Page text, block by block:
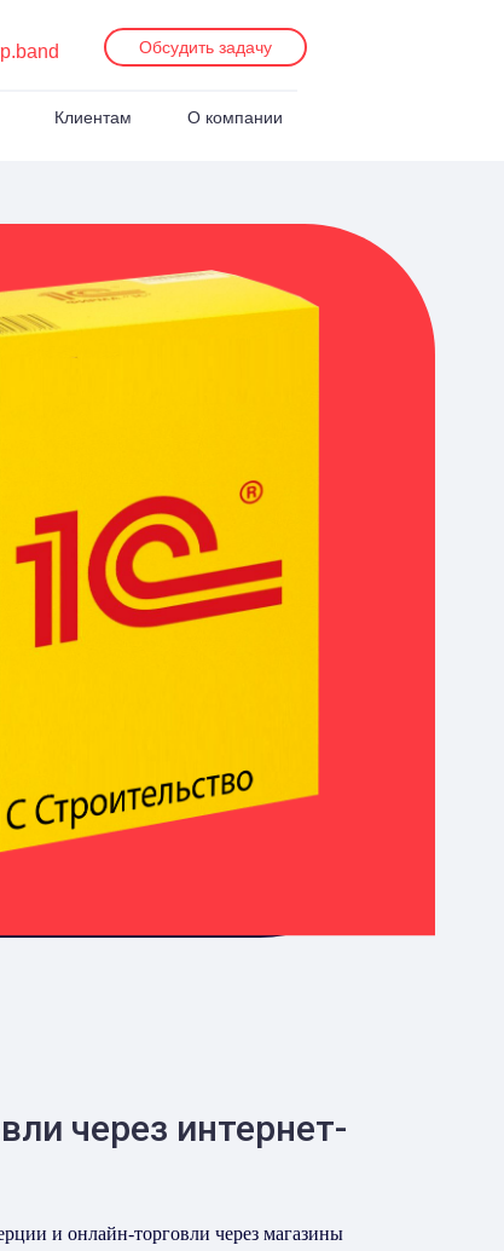
Обсудить задачу
О компании
Клиентам
через интернет-
и онлайн-торговли через магазины